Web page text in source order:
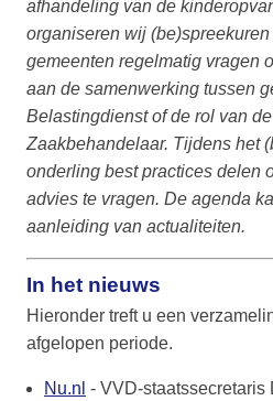
afhandeling van de
organiseren wij
gemeenten regelmatig vragen
aan de samenwerking tussen
Belastingdienst of de rol van
Zaakbehandelaar. Tijdens het
onderling best practices delen
advies te vragen. De agenda
aanleiding van actualiteiten.
In het nieuws
Hieronder treft u een
afgelopen periode.
Nu.nl - VVD-staatssecretaris